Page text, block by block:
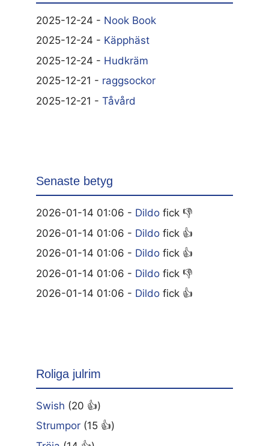
2025-12-24 - Nook Book
2025-12-24 - Käpphäst
2025-12-24 - Hudkräm
2025-12-21 - raggsockor
2025-12-21 - Tåvård
Senaste betyg
2026-01-14 01:06 - Dildo fick 👎
2026-01-14 01:06 - Dildo fick 👍
2026-01-14 01:06 - Dildo fick 👍
2026-01-14 01:06 - Dildo fick 👎
2026-01-14 01:06 - Dildo fick 👍
Roliga julrim
Swish (20 👍)
Strumpor (15 👍)